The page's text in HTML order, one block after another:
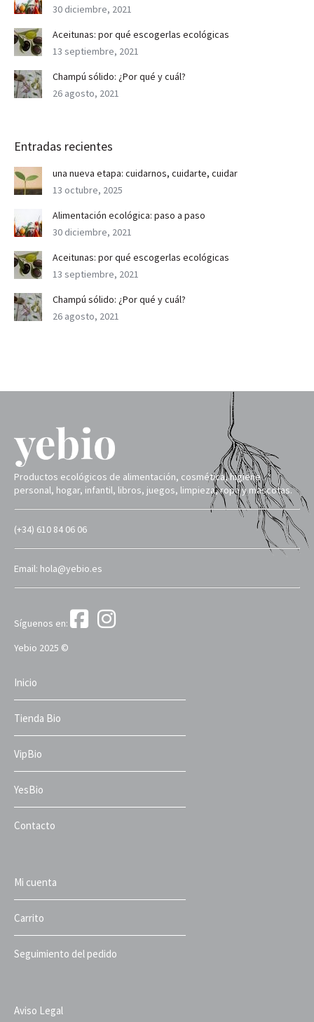
30 diciembre, 2021
Aceitunas: por qué escogerlas ecológicas
13 septiembre, 2021
Champú sólido: ¿Por qué y cuál?
26 agosto, 2021
Entradas recientes
una nueva etapa: cuidarnos, cuidarte, cuidar
13 octubre, 2025
Alimentación ecológica: paso a paso
30 diciembre, 2021
Aceitunas: por qué escogerlas ecológicas
13 septiembre, 2021
Champú sólido: ¿Por qué y cuál?
26 agosto, 2021
Productos ecológicos de alimentación, cosmética, higiene
personal, hogar, infantil, libros, juegos, limpieza, ropa y mascotas.
(+34) 610 84 06 06
Email: hola@yebio.es
Síguenos en:
Yebio 2025 ©
Inicio
Tienda Bio
VipBio
YesBio
Contacto
Mi cuenta
Carrito
Seguimiento del pedido
Aviso Legal